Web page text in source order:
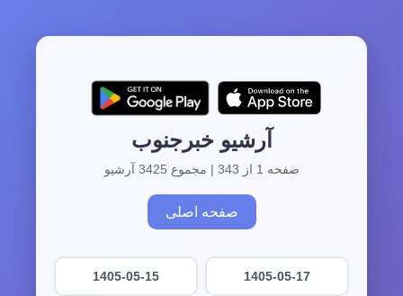
آرشیو خبرجنوب
صفحه 1 از 343 | مجموع 3425 آرشیو
صفحه اصلی
1405-05-17
1405-05-15